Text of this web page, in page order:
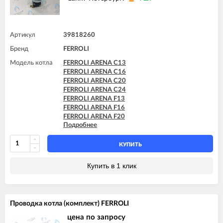
Артикул 39818260
Бренд FERROLI
Модель котла
FERROLI ARENA C13
FERROLI ARENA C16
FERROLI ARENA C20
FERROLI ARENA C24
FERROLI ARENA F13
FERROLI ARENA F16
FERROLI ARENA F20
FERROLI ARENA F24
FERROLI BLUEHELIX PRO 25 C
FERROLI BLUEHELIX PRO 32 C
FERROLI BLUEHELIX TECH 18A-E
FERROLI BLUEHELIX TECH 25A-E
FERROLI BLUEHELIX TECH 35C
FERROLI DIVA C13
Подробнее
КУПИТЬ
Купить в 1 клик
Проводка котла (комплект) FERROLI
цена по запросу